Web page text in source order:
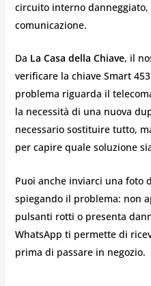
circuito interno
comunicazione.
Da La Casa della Chiave, il
verificare la chiave Smart
problema riguarda il
la necessità di una nuova
necessario sostituire tutto,
per capire quale soluzione
Puoi anche inviarci una foto
spiegando il problema: non
pulsanti rotti o presenta
WhatsApp ti permette di
prima di passare in negozio.